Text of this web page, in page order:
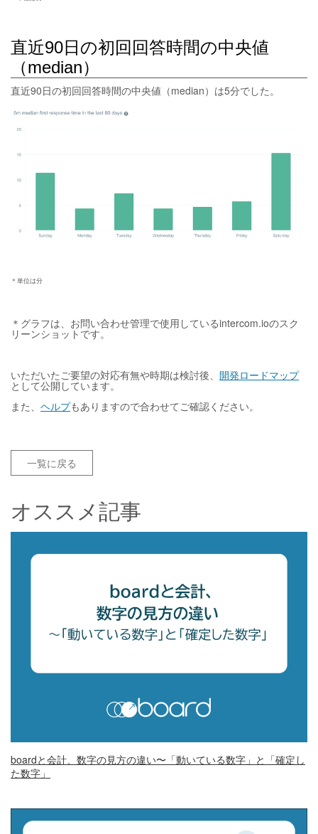
直近90日の初回回答時間の中央値
（median）
直近90日の初回回答時間の中央値（median）は5分でした。
＊単位は分
＊グラフは、お問い合わせ管理で使用しているintercom.ioのスク
リーンショットです。
いただいたご要望の対応有無や時期は検討後、 開発ロードマップ
として公開しています。
また、 ヘルプもありますので合わせてご確認ください。
一覧に戻る
オススメ記事
boardと会計、数字の見方の違い〜「動いている数字」と「確定し
た数字」